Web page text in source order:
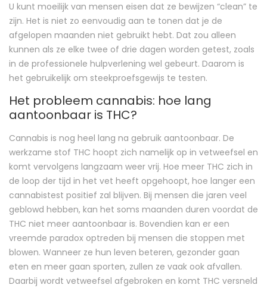
U kunt moeilijk van mensen eisen dat ze bewijzen “clean” te
zijn. Het is niet zo eenvoudig aan te tonen dat je de
afgelopen maanden niet gebruikt hebt. Dat zou alleen
kunnen als ze elke twee of drie dagen worden getest, zoals
in de professionele hulpverlening wel gebeurt. Daarom is
het gebruikelijk om steekproefsgewijs te testen.
Het probleem cannabis: hoe lang
aantoonbaar is THC?
Cannabis is nog heel lang na gebruik aantoonbaar. De
werkzame stof THC hoopt zich namelijk op in vetweefsel en
komt vervolgens langzaam weer vrij. Hoe meer THC zich in
de loop der tijd in het vet heeft opgehoopt, hoe langer een
cannabistest positief zal blijven. Bij mensen die jaren veel
geblowd hebben, kan het soms maanden duren voordat de
THC niet meer aantoonbaar is. Bovendien kan er een
vreemde paradox optreden bij mensen die stoppen met
blowen. Wanneer ze hun leven beteren, gezonder gaan
eten en meer gaan sporten, zullen ze vaak ook afvallen.
Daarbij wordt vetweefsel afgebroken en komt THC versneld